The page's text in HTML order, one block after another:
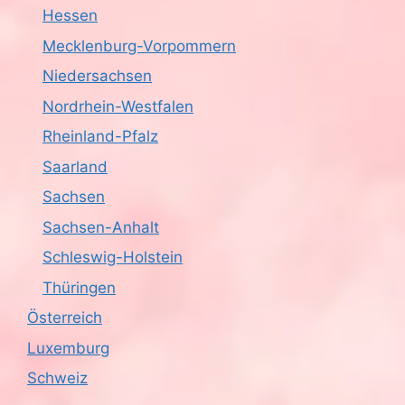
Hessen
Mecklenburg-Vorpommern
Niedersachsen
Nordrhein-Westfalen
Rheinland-Pfalz
Saarland
Sachsen
Sachsen-Anhalt
Schleswig-Holstein
Thüringen
Österreich
Luxemburg
Schweiz